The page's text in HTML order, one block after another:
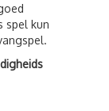
spel kun